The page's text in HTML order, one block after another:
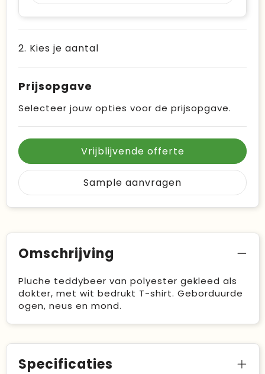
2. Kies je aantal
Prijsopgave
Selecteer jouw opties voor de prijsopgave.
Vrijblijvende offerte
Sample aanvragen
Omschrijving
Pluche teddybeer van polyester gekleed als
dokter, met wit bedrukt T-shirt. Geborduurde
ogen, neus en mond.
Specificaties